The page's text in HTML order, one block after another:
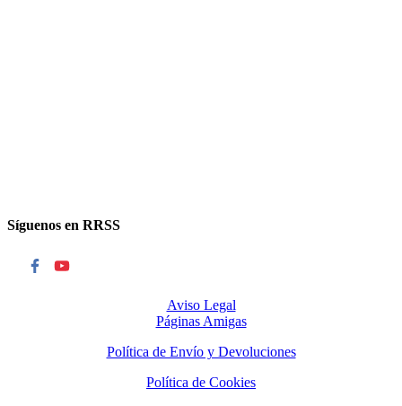
Síguenos en RRSS
Aviso Legal
Páginas Amigas
Política de Envío y Devoluciones
Política de Cookies